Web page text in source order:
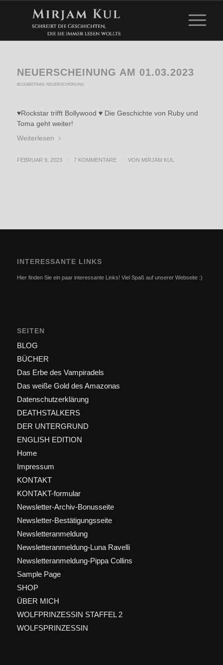
NEUERSCHEINUNG AM 01.03.2023
BLOGBEITRAG, NEUERSCHEINUNG
♥Rockstar trifft Bollywood ♥ Die Geschichte von Ruby und
Toma geht weiter!
Weiterlesen
FEBRUAR 9, 2023 7 KOMMENTARE VON MIRJAM KUL
INTERESSANTE LINKS
Hier finden Sie ein paar interessante Links! Viel Spaß auf unserer Webseite :)
SEITEN
BLOG
BÜCHER
Das Erbe des Vampiradels
Das weiße Gold des Amazonas
Datenschutzerklärung
DEATHSTALKERS
DER UNTERGRUND
ENGLISH EDITION
Home
Impressum
KONTAKT
KONTAKT-formular
Newsletter-Archiv-Bonusseite
Newsletter-Bestätigungsseite
Newsletteranmeldung
Newsletteranmeldung-Luna Ravelli
Newsletteranmeldung-Pippa Collins
Sample Page
SHOP
ÜBER MICH
WOLFPRINZESSIN STAFFEL 2
WOLFSPRINZESSIN